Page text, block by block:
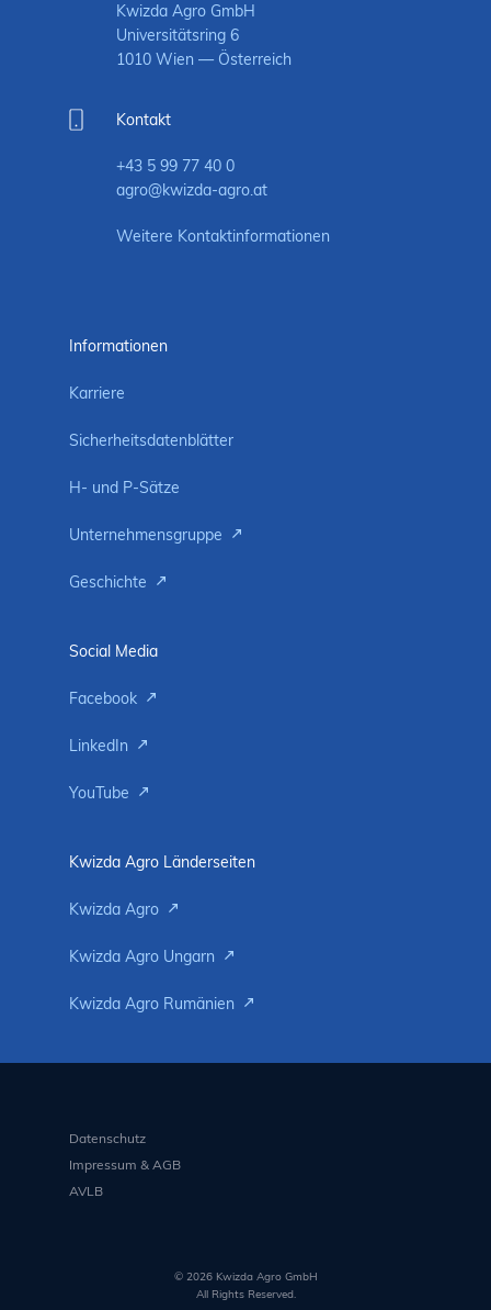
Kwizda Agro GmbH
Universitätsring 6
1010 Wien — Österreich
Kontakt
+43 5 99 77 40 0
agro@kwizda-agro.at
Weitere Kontaktinformationen
Informationen
Karriere
Sicherheitsdatenblätter
H- und P-Sätze
Unternehmensgruppe
Geschichte
Social Media
Facebook
LinkedIn
YouTube
Kwizda Agro Länderseiten
Kwizda Agro
Kwizda Agro Ungarn
Kwizda Agro Rumänien
Datenschutz
Impressum & AGB
AVLB
© 2026 Kwizda Agro GmbH
All Rights Reserved.